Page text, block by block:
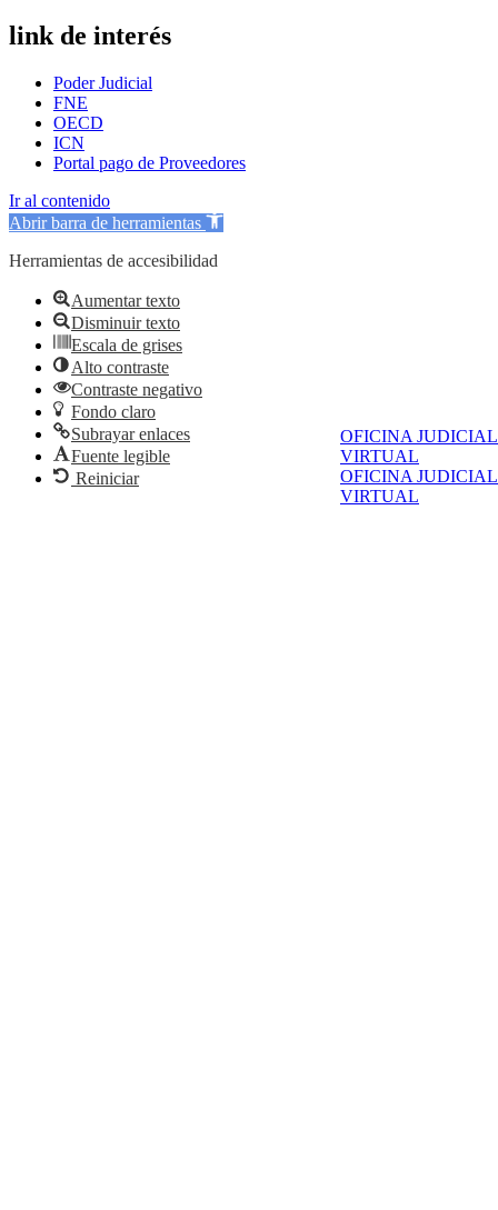
OFICINA JUDICIAL
VIRTUAL
OFICINA JUDICIAL
VIRTUAL
link de interés
Poder Judicial
FNE
OECD
ICN
Portal pago de Proveedores
Ir al contenido
Abrir barra de herramientas
Herramientas de accesibilidad
Aumentar texto
Disminuir texto
Escala de grises
Alto contraste
Contraste negativo
Fondo claro
Subrayar enlaces
Fuente legible
Reiniciar